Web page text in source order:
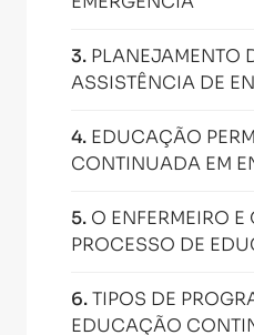
3. PLANEJAMENTO
ASSISTÊNCIA DE
4. EDUCAÇÃO
CONTINUADA EM
5. O ENFERMEIRO E
PROCESSO DE
6.TIPOS DE
EDUCAÇÃO